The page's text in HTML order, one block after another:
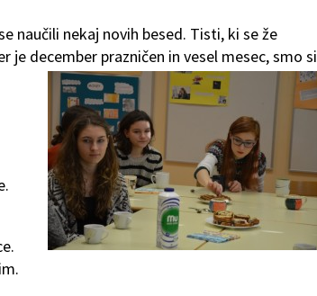
naučili nekaj novih besed. Tisti, ki se že
je december prazničen in vesel mesec, smo si